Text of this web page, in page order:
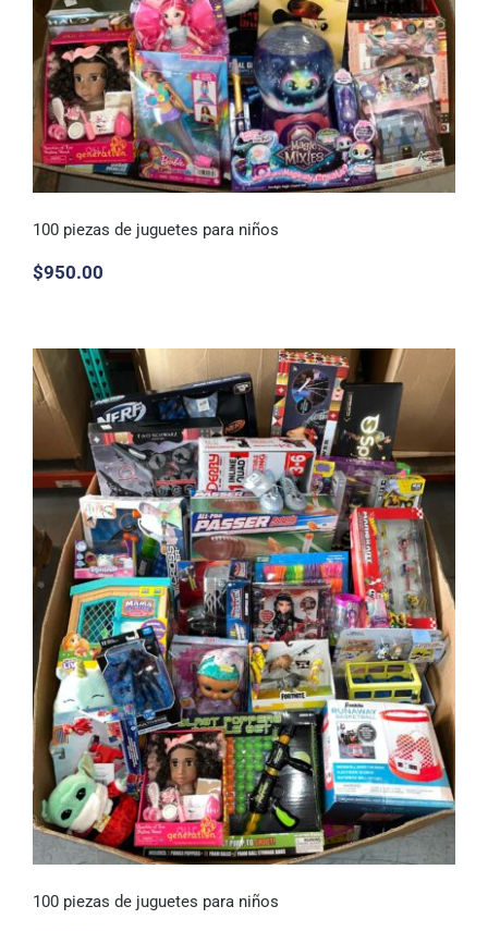
100 piezas de juguetes para niños
100 piezas de juguetes para niños
$950.00
100 piezas de juguetes para niños